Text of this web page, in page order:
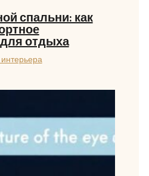
спальни: как
отдыха